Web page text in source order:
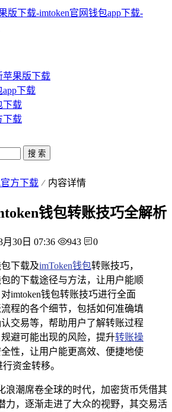
苹果版下载
app下载
下载
下载
搜 索
方下载 内容详情
钱包转账技巧全解析
月30日 07:36 943 0
下载及imToken钱包转账技巧，
的下载途径与方法，让用户能顺
imtoken钱包转账技巧进行全面
程的各个细节，包括如何准确填
交易等，帮助用户了解转账过程
避可能出现的风险，提升转账操
性，让用户能更高效、便捷地使
资金转移。
浪潮席卷全球的时代，加密货币凭借其
力，逐渐走进了大众的视野，其交易活